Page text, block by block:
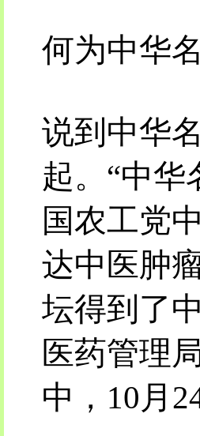
何为中华
说到中华
起。“中华
国农工党
达中医肿
坛得到了
医药管理
中，10月